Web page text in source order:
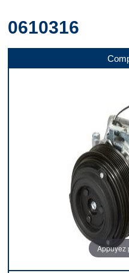
0610316
Appuyez